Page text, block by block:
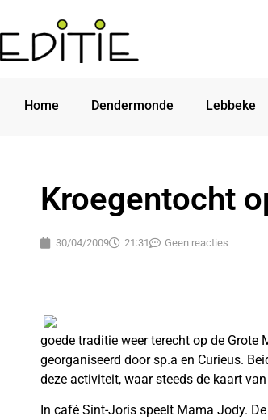
Home Dendermonde Lebbeke
Kroegentocht
30/04/2009 21:31 Geen reacties
goede traditie weer terecht op de Grote
georganiseerd door sp.a en Curieus.
deze activiteit, waar steeds de kaart
In café Sint-Joris speelt Mama Jody.